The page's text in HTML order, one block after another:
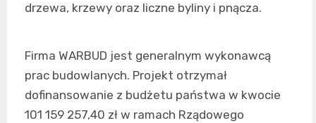
drzewa, krzewy oraz liczne byliny i pnącza.
Firma WARBUD jest generalnym wykonawcą
prac budowlanych. Projekt otrzymał
dofinansowanie z budżetu państwa w kwocie
101 159 257,40 zł w ramach Rządowego